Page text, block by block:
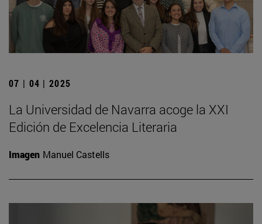
07 | 04 | 2025
La Universidad de Navarra acoge la XXI
Edición de Excelencia Literaria
Imagen Manuel Castells